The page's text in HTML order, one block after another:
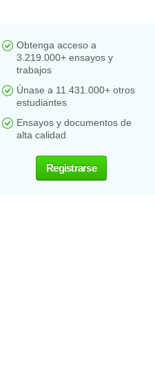
Obtenga acceso a
3.219.000+ ensayos y
trabajos
Únase a 11.431.000+ otros
estudiantes
Ensayos y documentos de
alta calidad
Registrarse